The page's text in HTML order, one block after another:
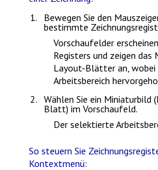
Bewegen Sie den
bestimmte
Vorschaufelder
Registers und zeigen
Layout-Blätter an, wobei
Arbeitsbereich
Wählen Sie ein Miniaturbild
Blatt) im Vorschaufeld.
Der selektierte
So steuern Sie
Kontextmenü: